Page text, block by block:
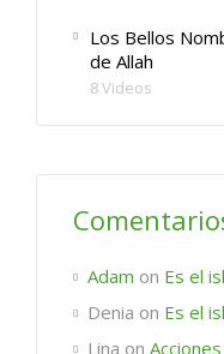
Los Bellos
de Allah
8 Videos
Adam on Es el
Denia on Es el
Lina on